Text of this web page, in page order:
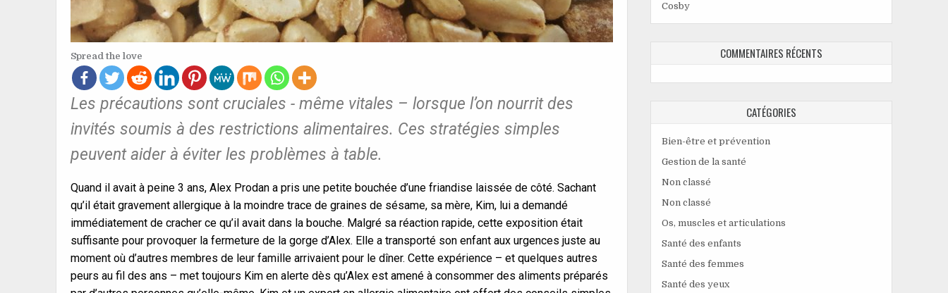
Spread the love
Les précautions sont cruciales - même vitales – lorsque l’on nourrit des
invités soumis à des restrictions alimentaires. Ces stratégies simples
peuvent aider à éviter les problèmes à table.
Quand il avait à peine 3 ans, Alex Prodan a pris une petite bouchée d’une friandise laissée de côté. Sachant
qu’il était gravement allergique à la moindre trace de graines de sésame, sa mère, Kim, lui a demandé
immédiatement de cracher ce qu’il avait dans la bouche. Malgré sa réaction rapide, cette exposition était
suffisante pour provoquer la fermeture de la gorge d’Alex. Elle a transporté son enfant aux urgences juste au
moment où d’autres membres de leur famille arrivaient pour le dîner. Cette expérience – et quelques autres
peurs au fil des ans – met toujours Kim en alerte dès qu’Alex est amené à consommer des aliments préparés
Cosby
COMMENTAIRES RÉCENTS
CATÉGORIES
Bien-être et prévention
Gestion de la santé
Non classé
Non classé
Os, muscles et articulations
Santé des enfants
Santé des femmes
Santé des yeux